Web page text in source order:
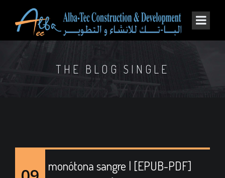
THE BLOG SINGLE
Oscura monótona sangre | [EPUB-PDF]